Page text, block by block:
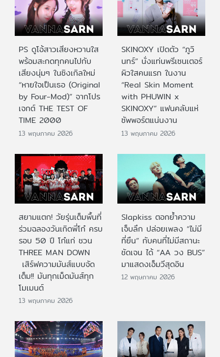
PS ดูโอ้สาวเสียงหวานใส
พร้อมสะกดทุกคนไปกับ
เสียงนุ่มๆ ในซิงเกิลใหม่
“หายใจเป็นเธอ (Original
by Four-Mod)” จากโปร
เจกต์ THE TEST OF
TIME 2000
13 พฤษภาคม 2026
SKINOXY เปิดตัว “ภูวิ
นทร์” นั่งแท่นพรีเซนเตอร์
ผิวใสคนแรก ในงาน
“Real Skin Moment
with PHUWIN x
SKINOXY” แฟนคลับแห่
ซัพพอร์ตแน่นงาน
13 พฤษภาคม 2026
สยามแตก! วัยรุ่นเต็มพื้นที่
ร่วมฉลองวันเกิดพี่โก๋ ครบ
รอบ 50 ปี โก๋แก่ ชวน
THREE MAN DOWN
เสิร์ฟความมันส์แบบจัด
เต็ม!! มันทุกเม็ดมันส์ทุก
โมเมนต์
13 พฤษภาคม 2026
Slapkiss ตอกย้ำความ
เจ็บลึก ปล่อยเพลง “ไม่มี
ที่ยืน” กับคนที่ไม่มีสถานะ
ชัดเจน ได้ “AA วง BUS”
มาแสดงเอ็มวีสุดอิน
12 พฤษภาคม 2026